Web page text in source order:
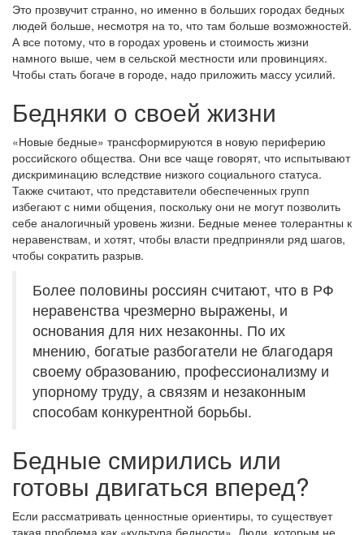
Это прозвучит странно, но именно в больших городах бедных
людей больше, несмотря на то, что там больше возможностей.
А все потому, что в городах уровень и стоимость жизни
намного выше, чем в сельской местности или провинциях.
Чтобы стать богаче в городе, надо приложить массу усилий.
Бедняки о своей жизни
«Новые бедные» трансформируются в новую периферию
российского общества. Они все чаще говорят, что испытывают
дискриминацию вследствие низкого социального статуса.
Также считают, что представители обеспеченных групп
избегают с ними общения, поскольку они не могут позволить
себе аналогичный уровень жизни. Бедные менее толерантны к
неравенствам, и хотят, чтобы власти предприняли ряд шагов,
чтобы сократить разрыв.
Более половины россиян считают, что в РФ
неравенства чрезмерно выражены, и
основания для них незаконны. По их
мнению, богатые разбогатели не благодаря
своему образованию, профессионализму и
упорному труду, а связям и незаконным
способам конкурентной борьбы.
Бедные смирились или
готовы двигаться вперед?
Если рассматривать ценностные ориентиры, то существует
такая проблема как «культура бедности». Люди, которым не